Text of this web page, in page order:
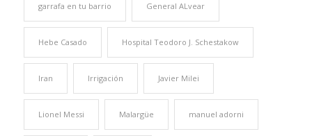
garrafa en tu barrio General ALvear
Hebe Casado Hospital Teodoro J. Schestakow
Iran Irrigación Javier Milei
Lionel Messi Malargüe manuel adorni